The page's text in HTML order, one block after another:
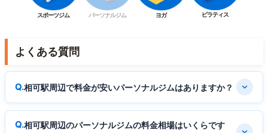
スポーツジム パーソナルジム ヨガ ピラティス
よくある質問
相可駅周辺で料金が安いパーソナルジムはありますか？
相可駅周辺のパーソナルジムの料金相場はいくらです